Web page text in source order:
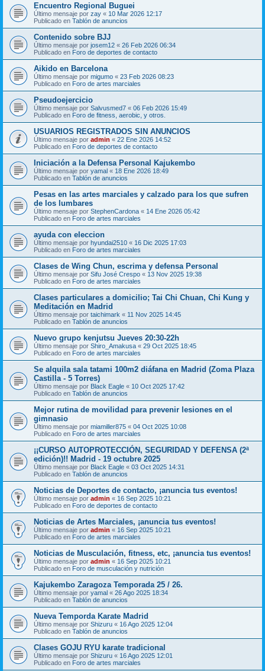
Encuentro Regional Buguei
Último mensaje por zay « 10 Mar 2026 12:17
Publicado en Tablón de anuncios
Contenido sobre BJJ
Último mensaje por josem12 « 26 Feb 2026 06:34
Publicado en Foro de deportes de contacto
Aikido en Barcelona
Último mensaje por migumo « 23 Feb 2026 08:23
Publicado en Foro de artes marciales
Pseudoejercicio
Último mensaje por Salvusmed7 « 06 Feb 2026 15:49
Publicado en Foro de fitness, aerobic, y otros.
USUARIOS REGISTRADOS SIN ANUNCIOS
Último mensaje por admin « 22 Ene 2026 14:52
Publicado en Foro de deportes de contacto
Iniciación a la Defensa Personal Kajukembo
Último mensaje por yamal « 18 Ene 2026 18:49
Publicado en Tablón de anuncios
Pesas en las artes marciales y calzado para los que sufren
de los lumbares
Último mensaje por StephenCardona « 14 Ene 2026 05:42
Publicado en Foro de artes marciales
ayuda con eleccion
Último mensaje por hyundai2510 « 16 Dic 2025 17:03
Publicado en Foro de artes marciales
Clases de Wing Chun, escrima y defensa Personal
Último mensaje por Sifu José Crespo « 13 Nov 2025 19:38
Publicado en Foro de artes marciales
Clases particulares a domicilio; Tai Chi Chuan, Chi Kung y
Meditación en Madrid
Último mensaje por taichimark « 11 Nov 2025 14:45
Publicado en Tablón de anuncios
Nuevo grupo kenjutsu Jueves 20:30-22h
Último mensaje por Shiro_Amakusa « 29 Oct 2025 18:45
Publicado en Foro de artes marciales
Se alquila sala tatami 100m2 diáfana en Madrid (Zoma Plaza
Castilla - 5 Torres)
Último mensaje por Black Eagle « 10 Oct 2025 17:42
Publicado en Tablón de anuncios
Mejor rutina de movilidad para prevenir lesiones en el
gimnasio
Último mensaje por miamiller875 « 04 Oct 2025 10:08
Publicado en Foro de artes marciales
¡¡CURSO AUTOPROTECCIÓN, SEGURIDAD Y DEFENSA (2ª
edición)!! Madrid - 19 octubre 2025
Último mensaje por Black Eagle « 03 Oct 2025 14:31
Publicado en Tablón de anuncios
Noticias de Deportes de contacto, ¡anuncia tus eventos!
Último mensaje por admin « 16 Sep 2025 10:21
Publicado en Foro de deportes de contacto
Noticias de Artes Marciales, ¡anuncia tus eventos!
Último mensaje por admin « 16 Sep 2025 10:21
Publicado en Foro de artes marciales
Noticias de Musculación, fitness, etc, ¡anuncia tus eventos!
Último mensaje por admin « 16 Sep 2025 10:21
Publicado en Foro de musculación y nutrición
Kajukembo Zaragoza Temporada 25 / 26.
Último mensaje por yamal « 26 Ago 2025 18:34
Publicado en Tablón de anuncios
Nueva Temporda Karate Madrid
Último mensaje por Shizuru « 16 Ago 2025 12:04
Publicado en Tablón de anuncios
Clases GOJU RYU karate tradicional
Último mensaje por Shizuru « 16 Ago 2025 12:01
Publicado en Foro de artes marciales